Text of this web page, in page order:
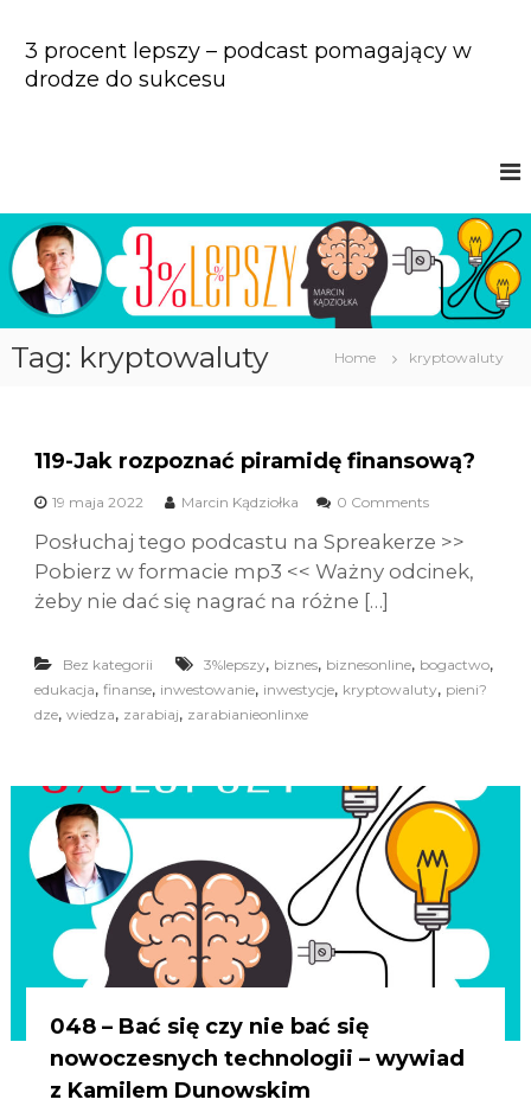
n
e
n
3 procent lepszy – podcast pomagający w
drodze do sukcesu
Tag: kryptowaluty Home kryptowaluty
119-Jak rozpoznać piramidę finansową?
19 maja 2022 Marcin Kądziołka 0 Comments
Posłuchaj tego podcastu na Spreakerze >>
Pobierz w formacie mp3 << Ważny odcinek,
żeby nie dać się nagrać na różne […]
Bez kategorii 3%lepszy, biznes, biznesonline, bogactwo,
edukacja, finanse, inwestowanie, inwestycje, kryptowaluty, pieni?
dze, wiedza, zarabiaj, zarabianieonlinxe
048 – Bać się czy nie bać się
nowoczesnych technologii – wywiad
z Kamilem Dunowskim